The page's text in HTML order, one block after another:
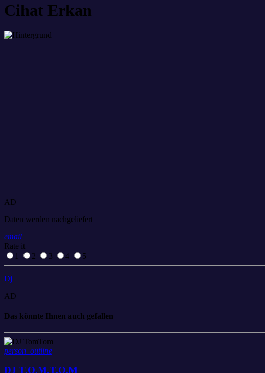
Cihat Erkan
AD
Daten werden nachgeliefert
email
Rate it
1
2 3 4 5
Dj
AD
Das könnte Ihnen auch gefallen
person_outline
DJ T.O.M.T.O.M